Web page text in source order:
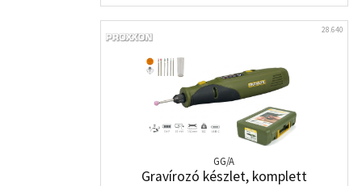
28.640
GG/A
Gravírozó készlet, komplett